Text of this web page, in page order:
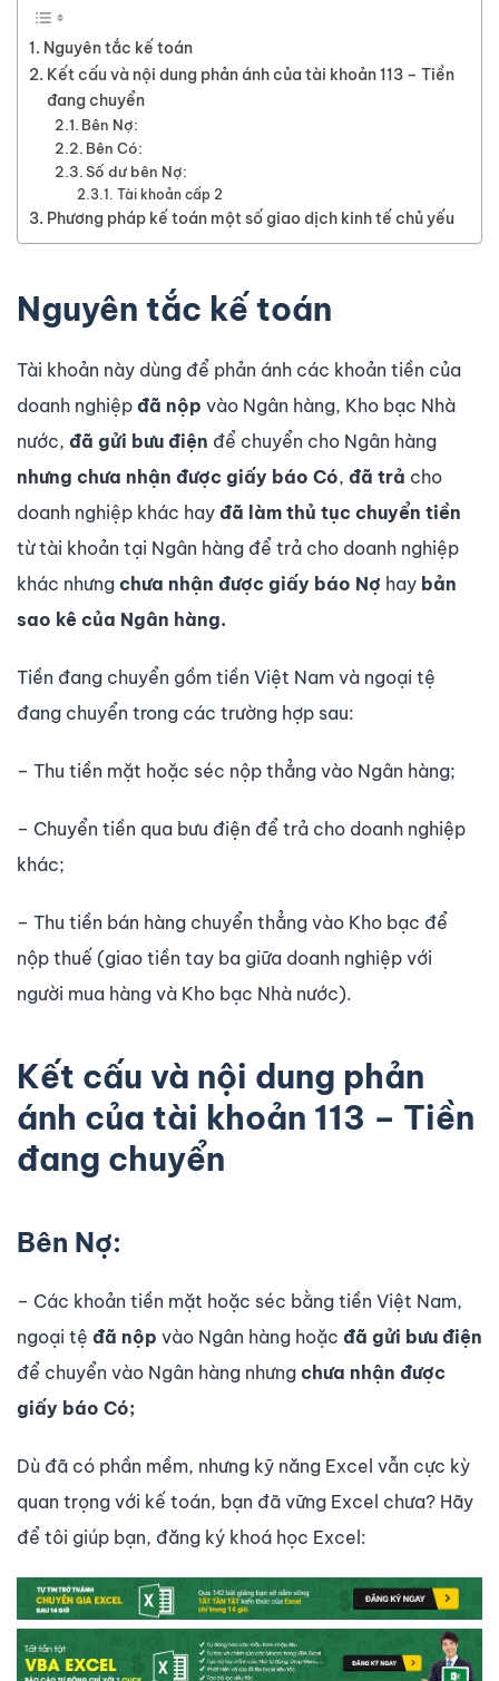
Nguyên tắc kế toán
Kết cấu và nội dung phản ánh của tài khoản 113 – Tiền
đang chuyển
Bên Nợ:
Bên Có:
Số dư bên Nợ:
Tài khoản cấp 2
Phương pháp kế toán một số giao dịch kinh tế chủ yếu
Nguyên tắc kế toán
Tài khoản này dùng để phản ánh các khoản tiền của
doanh nghiệp đã nộp vào Ngân hàng, Kho bạc Nhà
nước, đã gửi bưu điện để chuyển cho Ngân hàng
nhưng chưa nhận được giấy báo Có, đã trả cho
doanh nghiệp khác hay đã làm thủ tục chuyển tiền
từ tài khoản tại Ngân hàng để trả cho doanh nghiệp
khác nhưng chưa nhận được giấy báo Nợ hay bản
sao kê của Ngân hàng.
Tiền đang chuyển gồm tiền Việt Nam và ngoại tệ
đang chuyển trong các trường hợp sau:
– Thu tiền mặt hoặc séc nộp thẳng vào Ngân hàng;
– Chuyển tiền qua bưu điện để trả cho doanh nghiệp
khác;
– Thu tiền bán hàng chuyển thẳng vào Kho bạc để
nộp thuế (giao tiền tay ba giữa doanh nghiệp với
người mua hàng và Kho bạc Nhà nước).
Kết cấu và nội dung phản
ánh của tài khoản 113 – Tiền
đang chuyển
Bên Nợ:
– Các khoản tiền mặt hoặc séc bằng tiền Việt Nam,
ngoại tệ đã nộp vào Ngân hàng hoặc đã gửi bưu điện
để chuyển vào Ngân hàng nhưng chưa nhận được
giấy báo Có;
Dù đã có phần mềm, nhưng kỹ năng Excel vẫn cực kỳ
quan trọng với kế toán, bạn đã vững Excel chưa? Hãy
để tôi giúp bạn, đăng ký khoá học Excel: